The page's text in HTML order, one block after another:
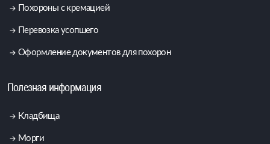
Похороны с кремацией
Перевозка усопшего
Оформление документов для похорон
Полезная информация
Кладбища
Морги